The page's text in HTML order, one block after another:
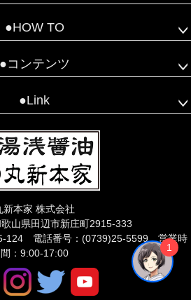
●HOW TO
●コンテンツ
●Link
新本家 株式会社
山県田辺市新庄町2915-333
124 電話番号：(0739)25-5599 営業時
間：9:00-17:00
1